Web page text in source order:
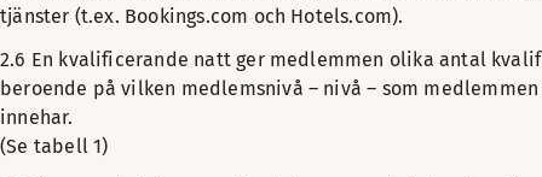
tjänster (t.ex. Bookings.com och Hotels.com).
2.6 En kvalificerande natt ger medlemmen olika antal
beroende på vilken medlemsnivå – nivå – som
innehar.
(Se tabell 1)